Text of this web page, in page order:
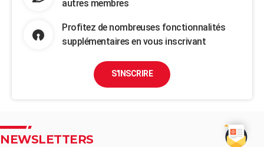
autres membres
Profitez de nombreuses fonctionnalités
supplémentaires en vous inscrivant
S'INSCRIRE
NEWSLETTERS